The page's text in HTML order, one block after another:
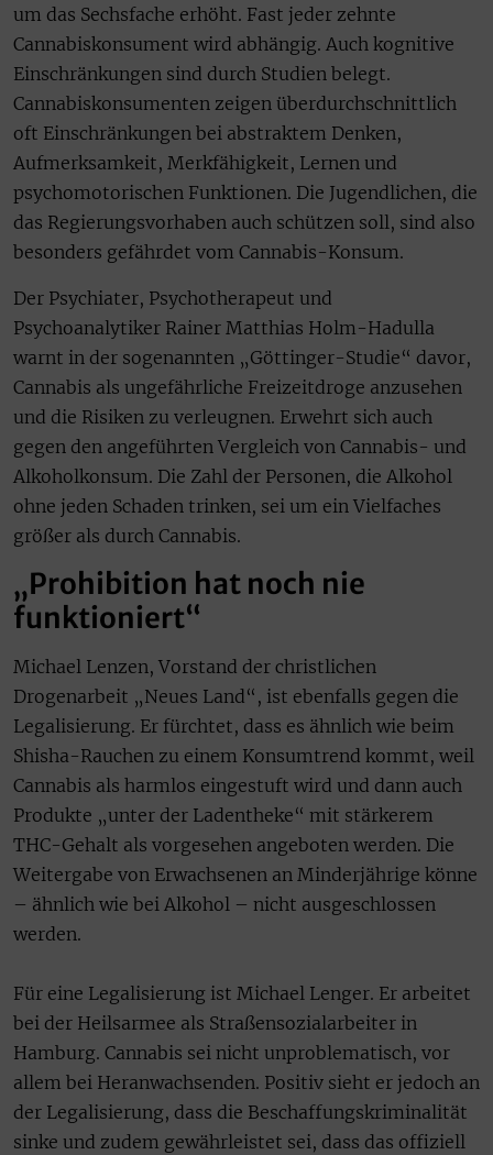
um das Sechsfache erhöht. Fast jeder zehnte
Cannabiskonsument wird abhängig. Auch kognitive
Einschränkungen sind durch Studien belegt.
Cannabiskonsumenten zeigen überdurchschnittlich
oft Einschränkungen bei abstraktem Denken,
Aufmerksamkeit, Merkfähigkeit, Lernen und
psychomotorischen Funktionen. Die Jugendlichen, die
das Regierungsvorhaben auch schützen soll, sind also
besonders gefährdet vom Cannabis-Konsum.
Der Psychiater, Psychotherapeut und
Psychoanalytiker Rainer Matthias Holm-Hadulla
warnt in der sogenannten „Göttinger-Studie“ davor,
Cannabis als ungefährliche Freizeitdroge anzusehen
und die Risiken zu verleugnen. Erwehrt sich auch
gegen den angeführten Vergleich von Cannabis- und
Alkoholkonsum. Die Zahl der Personen, die Alkohol
ohne jeden Schaden trinken, sei um ein Vielfaches
größer als durch Cannabis.
„Prohibition hat noch nie
funktioniert“
Michael Lenzen, Vorstand der christlichen
Drogenarbeit „Neues Land“, ist ebenfalls gegen die
Legalisierung. Er fürchtet, dass es ähnlich wie beim
Shisha-Rauchen zu einem Konsumtrend kommt, weil
Cannabis als harmlos eingestuft wird und dann auch
Produkte „unter der Ladentheke“ mit stärkerem
THC-Gehalt als vorgesehen angeboten werden. Die
Weitergabe von Erwachsenen an Minderjährige könne
– ähnlich wie bei Alkohol – nicht ausgeschlossen
werden.
Für eine Legalisierung ist Michael Lenger. Er arbeitet
bei der Heilsarmee als Straßensozialarbeiter in
Hamburg. Cannabis sei nicht unproblematisch, vor
allem bei Heranwachsenden. Positiv sieht er jedoch an
der Legalisierung, dass die Beschaffungskriminalität
sinke und zudem gewährleistet sei, dass das offiziell